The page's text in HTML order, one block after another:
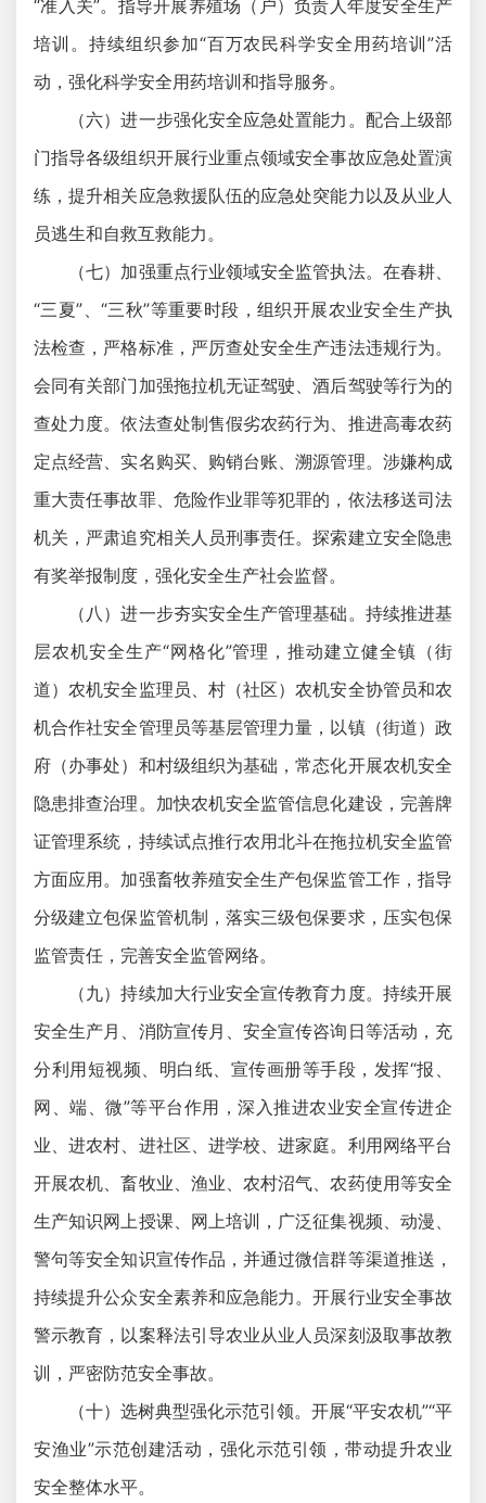
“准入关”。指导开展养殖场（户）负责人年度安全生产
培训。持续组织参加“百万农民科学安全用药培训”活
动，强化科学安全用药培训和指导服务。
（六）进一步强化安全应急处置能力。配合上级部
门指导各级组织开展行业重点领域安全事故应急处置演
练，提升相关应急救援队伍的应急处突能力以及从业人
员逃生和自救互救能力。
（七）加强重点行业领域安全监管执法。在春耕、
“三夏”、“三秋”等重要时段，组织开展农业安全生产执
法检查，严格标准，严厉查处安全生产违法违规行为。
会同有关部门加强拖拉机无证驾驶、酒后驾驶等行为的
查处力度。依法查处制售假劣农药行为、推进高毒农药
定点经营、实名购买、购销台账、溯源管理。涉嫌构成
重大责任事故罪、危险作业罪等犯罪的，依法移送司法
机关，严肃追究相关人员刑事责任。探索建立安全隐患
有奖举报制度，强化安全生产社会监督。
（八）进一步夯实安全生产管理基础。持续推进基
层农机安全生产“网格化”管理，推动建立健全镇（街
道）农机安全监理员、村（社区）农机安全协管员和农
机合作社安全管理员等基层管理力量，以镇（街道）政
府（办事处）和村级组织为基础，常态化开展农机安全
隐患排查治理。加快农机安全监管信息化建设，完善牌
证管理系统，持续试点推行农用北斗在拖拉机安全监管
方面应用。加强畜牧养殖安全生产包保监管工作，指导
分级建立包保监管机制，落实三级包保要求，压实包保
监管责任，完善安全监管网络。
（九）持续加大行业安全宣传教育力度。持续开展
安全生产月、消防宣传月、安全宣传咨询日等活动，充
分利用短视频、明白纸、宣传画册等手段，发挥“报、
网、端、微”等平台作用，深入推进农业安全宣传进企
业、进农村、进社区、进学校、进家庭。利用网络平台
开展农机、畜牧业、渔业、农村沼气、农药使用等安全
生产知识网上授课、网上培训，广泛征集视频、动漫、
警句等安全知识宣传作品，并通过微信群等渠道推送，
持续提升公众安全素养和应急能力。开展行业安全事故
警示教育，以案释法引导农业从业人员深刻汲取事故教
训，严密防范安全事故。
（十）选树典型强化示范引领。开展“平安农机”“平
安渔业”示范创建活动，强化示范引领，带动提升农业
安全整体水平。